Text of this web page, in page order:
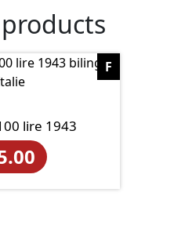
F
lire 1943